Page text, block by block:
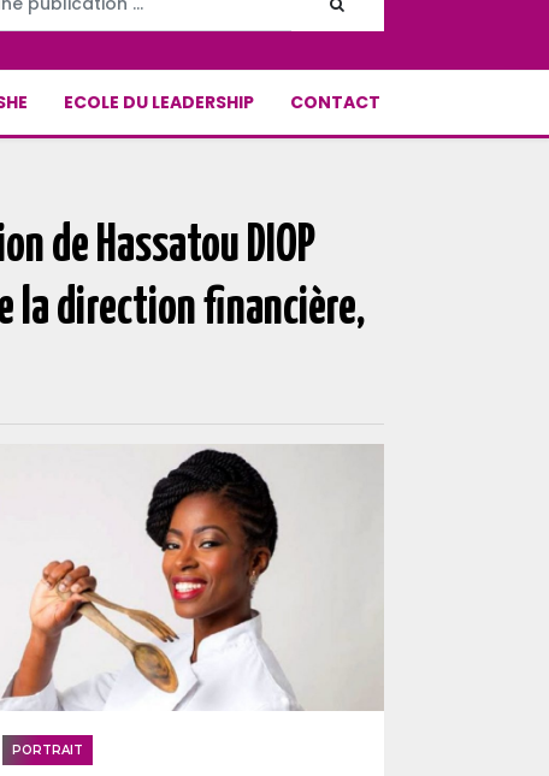
ECOLE DU LEADERSHIP CONTACT
de Hassatou DIOP
la direction financière,
PORTRAIT